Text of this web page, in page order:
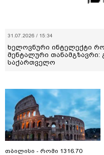
31.07.2026 / 15:34
ხელოვნური ინტელექტი
მენტალური
საქართველო
თბილისი - რომი 1316.70